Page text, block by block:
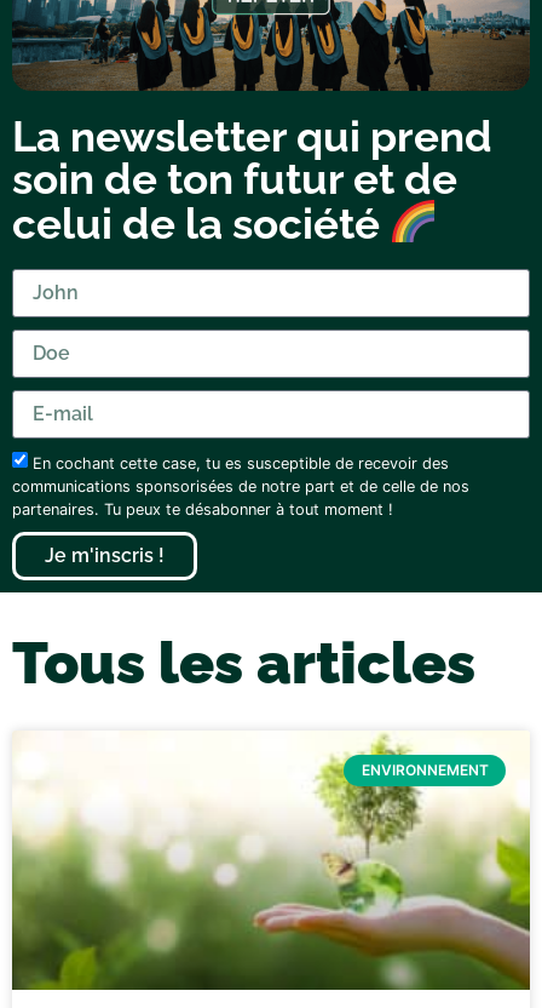
La newsletter qui prend
soin de ton futur et de
celui de la société
En cochant cette case, tu es susceptible de recevoir des
communications sponsorisées de notre part et de celle de nos
partenaires. Tu peux te désabonner à tout moment !
Je m'inscris !
Tous les articles
ENVIRONNEMENT